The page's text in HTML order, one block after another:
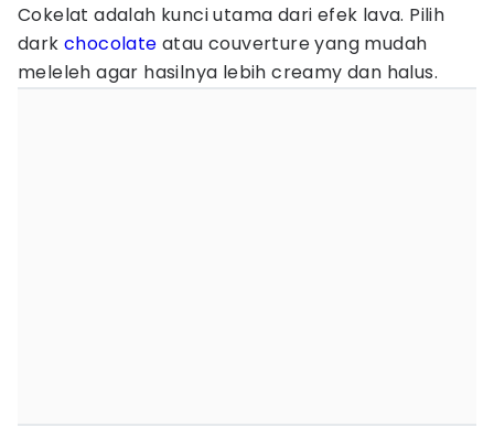
Cokelat adalah kunci utama dari efek lava. Pilih
dark chocolate atau couverture yang mudah
meleleh agar hasilnya lebih creamy dan halus.